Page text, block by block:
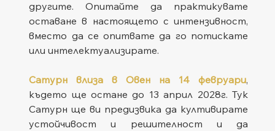
другите. Опитайте да практикувате
оставане в настоящето с интензивност,
вместо да се опитвате да го потискате
или интелектуализирате.
Сатурн влиза в Овен на 14 февруари,
където ще остане до 13 април 2028г. Тук
Сатурн ще ви предизвика да култивирате
устойчивост и решителност и да